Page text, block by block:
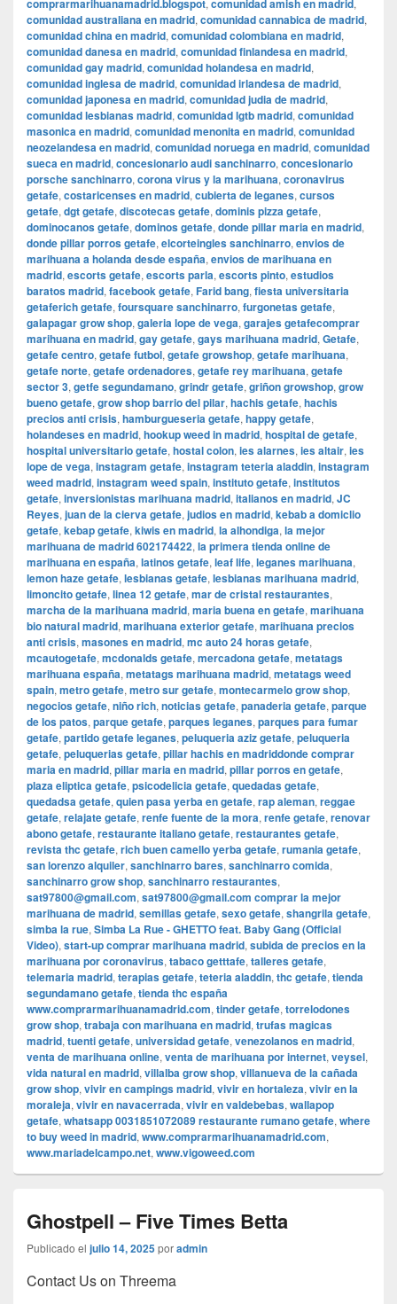
comprarmarihuanamadrid.blogspot, comunidad amish en madrid,
comunidad australiana en madrid, comunidad cannabica de madrid,
comunidad china en madrid, comunidad colombiana en madrid,
comunidad danesa en madrid, comunidad finlandesa en madrid,
comunidad gay madrid, comunidad holandesa en madrid,
comunidad inglesa de madrid, comunidad irlandesa de madrid,
comunidad japonesa en madrid, comunidad judia de madrid,
comunidad lesbianas madrid, comunidad lgtb madrid, comunidad
masonica en madrid, comunidad menonita en madrid, comunidad
neozelandesa en madrid, comunidad noruega en madrid, comunidad
sueca en madrid, concesionario audi sanchinarro, concesionario
porsche sanchinarro, corona virus y la marihuana, coronavirus
getafe, costaricenses en madrid, cubierta de leganes, cursos
getafe, dgt getafe, discotecas getafe, dominis pizza getafe,
dominocanos getafe, dominos getafe, donde pillar maria en madrid,
donde pillar porros getafe, elcorteingles sanchinarro, envios de
marihuana a holanda desde españa, envios de marihuana en
madrid, escorts getafe, escorts parla, escorts pinto, estudios
baratos madrid, facebook getafe, Farid bang, fiesta universitaria
getaferich getafe, foursquare sanchinarro, furgonetas getafe,
galapagar grow shop, galeria lope de vega, garajes getafecomprar
marihuana en madrid, gay getafe, gays marihuana madrid, Getafe,
getafe centro, getafe futbol, getafe growshop, getafe marihuana,
getafe norte, getafe ordenadores, getafe rey marihuana, getafe
sector 3, getfe segundamano, grindr getafe, griñon growshop, grow
bueno getafe, grow shop barrio del pilar, hachis getafe, hachis
precios anti crisis, hamburgueseria getafe, happy getafe,
holandeses en madrid, hookup weed in madrid, hospital de getafe,
hospital universitario getafe, hostal colon, ies alarnes, ies altair, ies
lope de vega, instagram getafe, instagram teteria aladdin, instagram
weed madrid, instagram weed spain, instituto getafe, institutos
getafe, inversionistas marihuana madrid, italianos en madrid, JC
Reyes, juan de la cierva getafe, judios en madrid, kebab a domiclio
getafe, kebap getafe, kiwis en madrid, la alhondiga, la mejor
marihuana de madrid 602174422, la primera tienda online de
marihuana en españa, latinos getafe, leaf life, leganes marihuana,
lemon haze getafe, lesbianas getafe, lesbianas marihuana madrid,
limoncito getafe, linea 12 getafe, mar de cristal restaurantes,
marcha de la marihuana madrid, maria buena en getafe, marihuana
bio natural madrid, marihuana exterior getafe, marihuana precios
anti crisis, masones en madrid, mc auto 24 horas getafe,
mcautogetafe, mcdonalds getafe, mercadona getafe, metatags
marihuana españa, metatags marihuana madrid, metatags weed
spain, metro getafe, metro sur getafe, montecarmelo grow shop,
negocios getafe, niño rich, noticias getafe, panaderia getafe, parque
de los patos, parque getafe, parques leganes, parques para fumar
getafe, partido getafe leganes, peluqueria aziz getafe, peluqueria
getafe, peluquerias getafe, pillar hachis en madriddonde comprar
maria en madrid, pillar maria en madrid, pillar porros en getafe,
plaza eliptica getafe, psicodelicia getafe, quedadas getafe,
quedadsa getafe, quien pasa yerba en getafe, rap aleman, reggae
getafe, relajate getafe, renfe fuente de la mora, renfe getafe, renovar
abono getafe, restaurante italiano getafe, restaurantes getafe,
revista thc getafe, rich buen camello yerba getafe, rumania getafe,
san lorenzo alquiler, sanchinarro bares, sanchinarro comida,
sanchinarro grow shop, sanchinarro restaurantes,
sat97800@gmail.com, sat97800@gmail.com comprar la mejor
marihuana de madrid, semillas getafe, sexo getafe, shangrila getafe,
simba la rue, Simba La Rue - GHETTO feat. Baby Gang (Official
Video), start-up comprar marihuana madrid, subida de precios en la
marihuana por coronavirus, tabaco getttafe, talleres getafe,
telemaria madrid, terapias getafe, teteria aladdin, thc getafe, tienda
segundamano getafe, tienda thc españa
www.comprarmarihuanamadrid.com, tinder getafe, torrelodones
grow shop, trabaja con marihuana en madrid, trufas magicas
madrid, tuenti getafe, universidad getafe, venezolanos en madrid,
venta de marihuana online, venta de marihuana por internet, veysel,
vida natural en madrid, villalba grow shop, villanueva de la cañada
grow shop, vivir en campings madrid, vivir en hortaleza, vivir en la
moraleja, vivir en navacerrada, vivir en valdebebas, wallapop
getafe, whatsapp 0031851072089 restaurante rumano getafe, where
to buy weed in madrid, www.comprarmarihuanamadrid.com,
www.mariadelcampo.net, www.vigoweed.com
Ghostpell – Five Times Betta
Publicado el julio 14, 2025poradmin
Contact Us on Threema